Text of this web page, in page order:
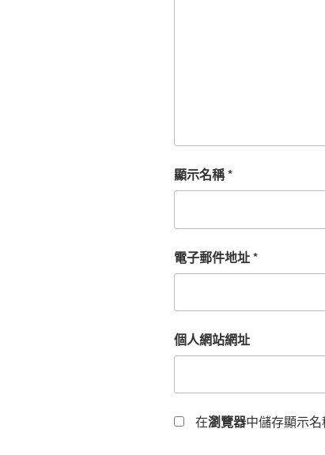
顯示名稱*
電子郵件地址*
個人網站網址
在瀏覽器中儲存顯示